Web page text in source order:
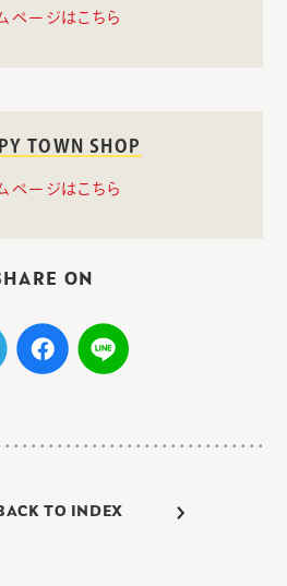
ページはこちら
TOWN SHOP
ページはこちら
ON
TO INDEX